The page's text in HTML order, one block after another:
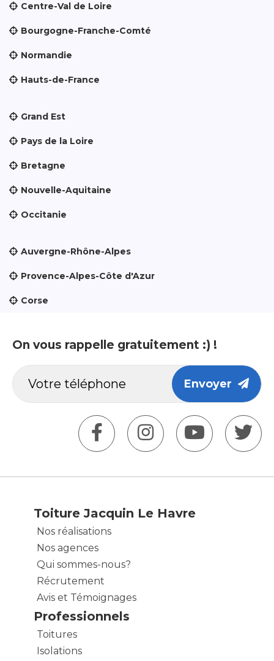
Centre-Val de Loire
Bourgogne-Franche-Comté
Normandie
Hauts-de-France
Grand Est
Pays de la Loire
Bretagne
Nouvelle-Aquitaine
Occitanie
Auvergne-Rhône-Alpes
Provence-Alpes-Côte d'Azur
Corse
On vous rappelle gratuitement :) !
Envoyer
Toiture Jacquin Le Havre
Nos réalisations
Nos agences
Qui sommes-nous?
Récrutement
Avis et Témoignages
Professionnels
Toitures
Isolations